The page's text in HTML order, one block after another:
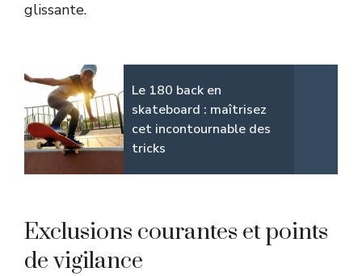
glissante.
Le 180 back en
skateboard : maîtrisez
cet incontournable des
tricks
Exclusions courantes et points
de vigilance